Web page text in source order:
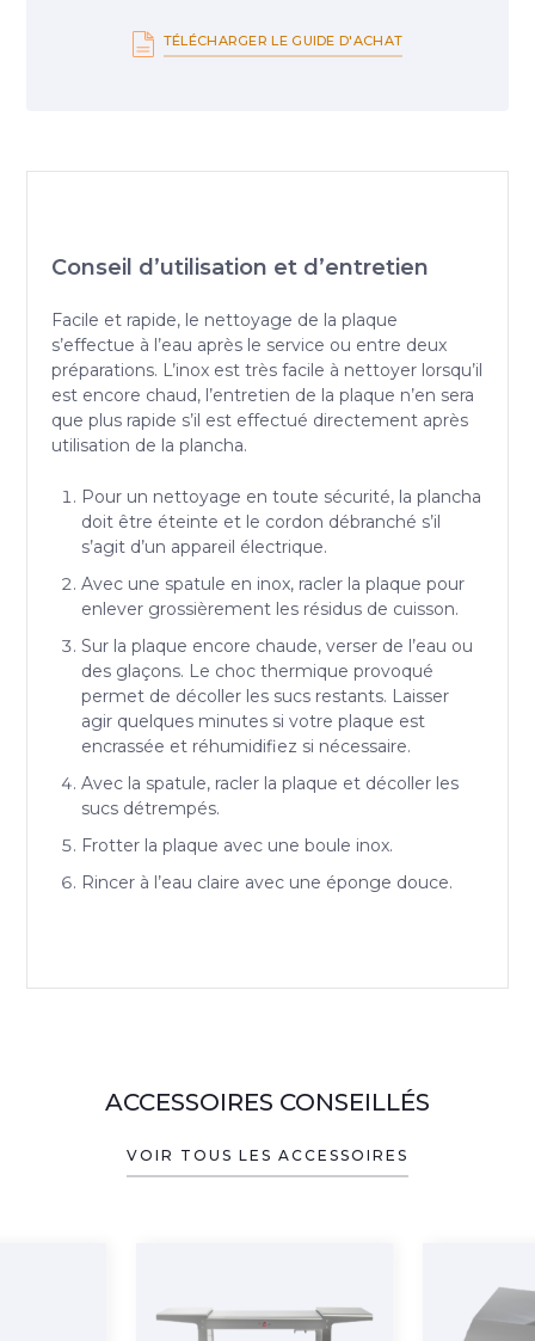
TÉLÉCHARGER LE GUIDE D'ACHAT
Conseil d’utilisation et d’entretien
Facile et rapide, le nettoyage de la plaque
s’effectue à l’eau après le service ou entre deux
préparations. L’inox est très facile à nettoyer lorsqu’il
est encore chaud, l’entretien de la plaque n’en sera
que plus rapide s’il est effectué directement après
utilisation de la plancha.
Pour un nettoyage en toute sécurité, la plancha
doit être éteinte et le cordon débranché s’il
s’agit d’un appareil électrique.
Avec une spatule en inox, racler la plaque pour
enlever grossièrement les résidus de cuisson.
Sur la plaque encore chaude, verser de l’eau ou
des glaçons. Le choc thermique provoqué
permet de décoller les sucs restants. Laisser
agir quelques minutes si votre plaque est
encrassée et réhumidifiez si nécessaire.
Avec la spatule, racler la plaque et décoller les
sucs détrempés.
Frotter la plaque avec une boule inox.
Rincer à l’eau claire avec une éponge douce.
ACCESSOIRES CONSEILLÉS
VOIR TOUS LES ACCESSOIRES